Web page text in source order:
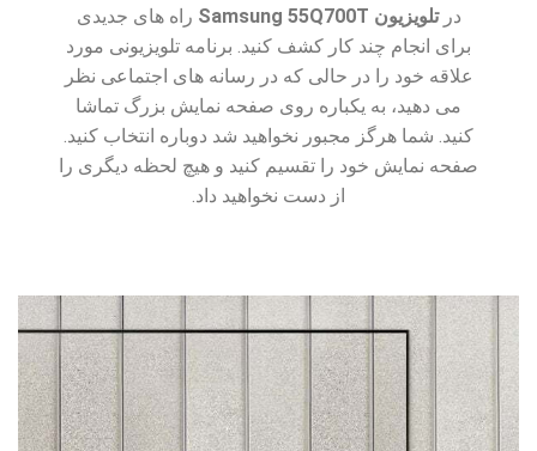
درتلویزیون Samsung 55Q700T
راه های جدیدی
برای انجام چند کار کشف کنید. برنامه تلویزیونی مورد
علاقه خود را در حالی که در رسانه های اجتماعی نظر
می دهید، به یکباره روی صفحه نمایش بزرگ تماشا
کنید. شما هرگز مجبور نخواهید شد دوباره انتخاب کنید.
صفحه نمایش خود را تقسیم کنید و هیچ لحظه دیگری را
از دست نخواهید داد.